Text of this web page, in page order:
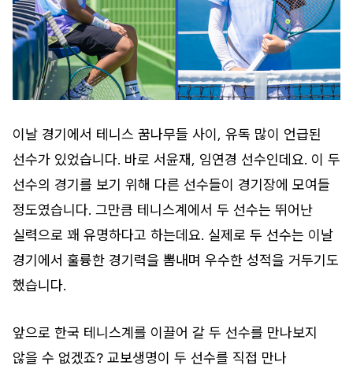
이날 경기에서 테니스 꿈나무들 사이, 유독 많이 언급된
선수가 있었습니다. 바로 서윤재, 임연경 선수인데요. 이 두
선수의 경기를 보기 위해 다른 선수들이 경기장에 모여들
정도였습니다. 그만큼 테니스계에서 두 선수는 뛰어난
실력으로 꽤 유명하다고 하는데요. 실제로 두 선수는 이날
경기에서 훌륭한 경기력을 뽐내며 우수한 성적을 거두기도
했습니다.
앞으로 한국 테니스계를 이끌어 갈 두 선수를 만나보지
않을 수 없겠죠? 교보생명이 두 선수를 직접 만나